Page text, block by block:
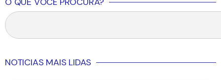
NOTICIAS MAIS LIDAS